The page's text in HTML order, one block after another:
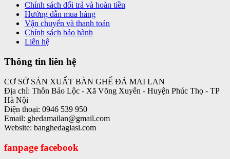
Chính sách đổi trả và hoàn tiền
Hướng dẫn mua hàng
Vận chuyển và thanh toán
Chính sách bảo hành
Liên hệ
Thông tin liên hệ
CƠ SỞ SẢN XUẤT BÀN GHẾ ĐÁ MAI LAN
Địa chỉ: Thôn Bảo Lộc - Xã Võng Xuyên - Huyện Phúc Thọ - TP
Hà Nội
Điện thoại: 0946 539 950
Email: ghedamailan@gmail.com
Website: banghedagiasi.com
fanpage facebook